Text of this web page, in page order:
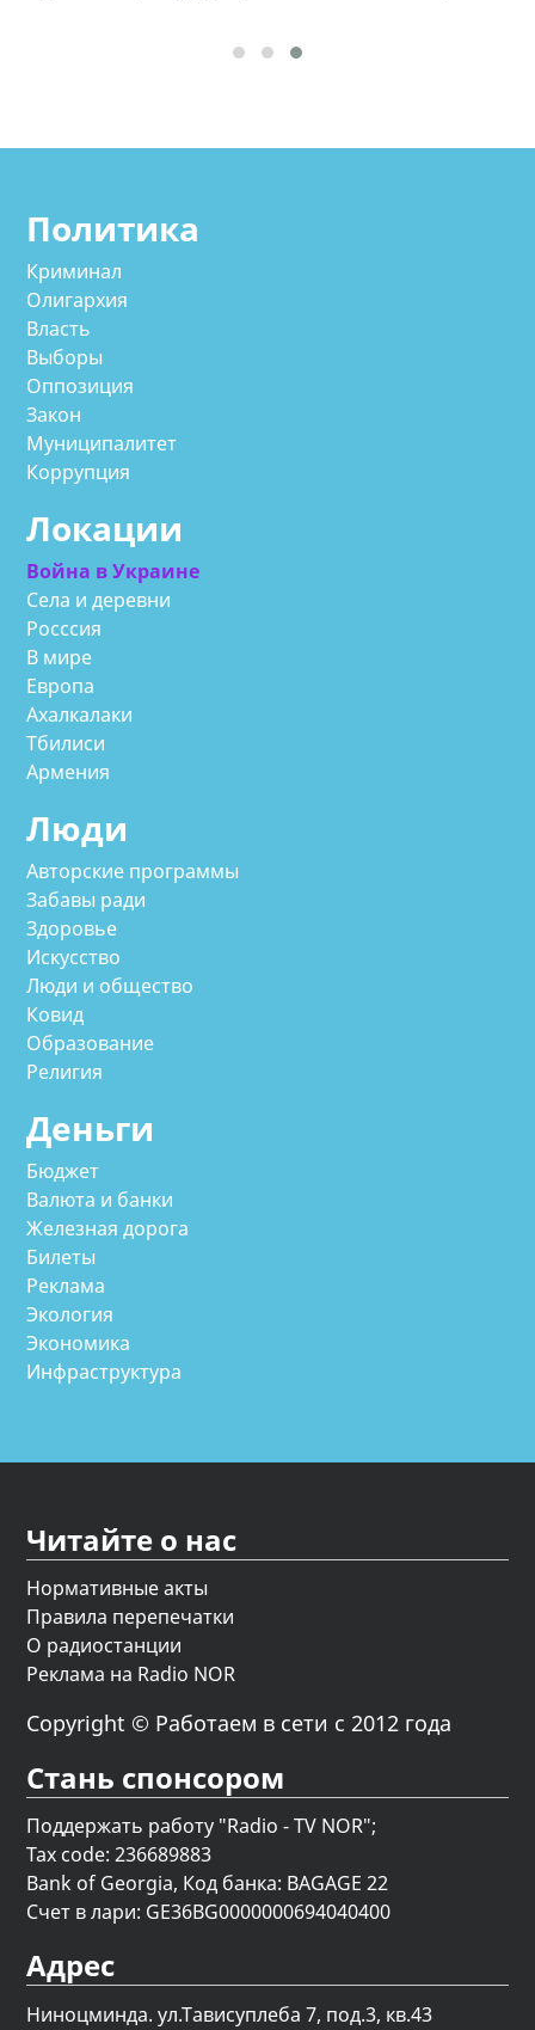
Политика
Криминал
Олигархия
Власть
Выборы
Оппозиция
Закон
Муниципалитет
Коррупция
Локации
Война в Украине
Села и деревни
Росссия
В мире
Европа
Ахалкалаки
Тбилиси
Армения
Люди
Авторские программы
Забавы ради
Здоровье
Искусство
Люди и общество
Ковид
Образование
Религия
Деньги
Бюджет
Валюта и банки
Железная дорога
Билеты
Реклама
Экология
Экономика
Инфраструктура
Читайте о нас
Нормативные акты
Правила перепечатки
О радиостанции
Реклама на Radio NOR
Copyright © Работаем в сети с 2012 года
Стань спонсором
Поддержать работу "Radio - TV NOR";
Tax code: 236689883
Bank of Georgia, Код банка: BAGAGE 22
Счет в лари: GE36BG0000000694040400
Адрес
Ниноцминда. ул.Тависуплеба 7, под.3, кв.43